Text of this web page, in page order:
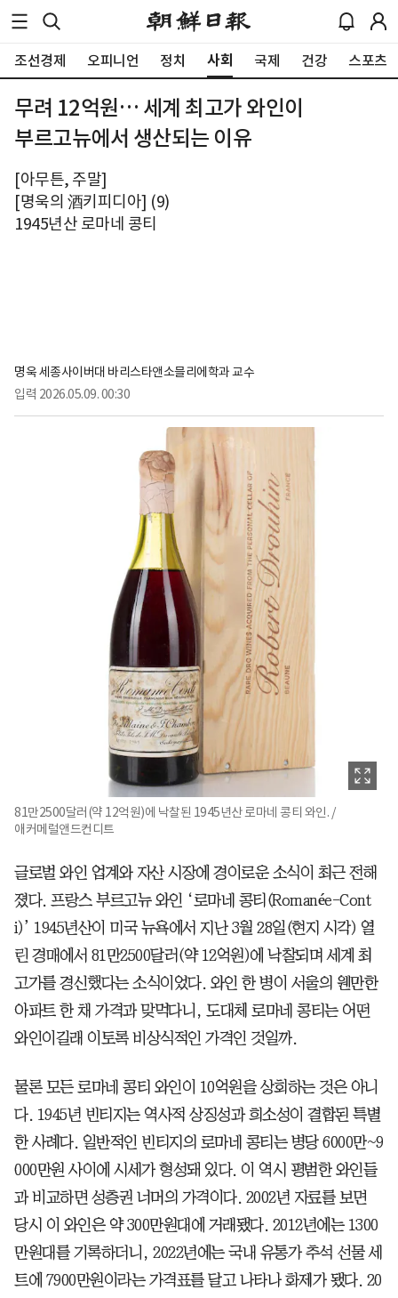
조선경제 오피니언 정치 사회 국제 건강 스포츠
무려 12억원… 세계 최고가 와인이
부르고뉴에서 생산되는 이유
[아무튼, 주말]
[명욱의 酒키피디아] (9)
1945년산 로마네 콩티
명욱 세종사이버대 바리스타앤소믈리에학과 교수
입력 2026.05.09. 00:30
81만2500달러(약 12억원)에 낙찰된 1945년산 로마네 콩티 와인. /
애커메럴앤드컨디트
글로벌 와인 업계와 자산 시장에 경이로운 소식이 최근 전해
졌다. 프랑스 부르고뉴 와인 ‘로마네 콩티(Romanée-Cont
i)’ 1945년산이 미국 뉴욕에서 지난 3월 28일(현지 시각) 열
린 경매에서 81만2500달러(약 12억원)에 낙찰되며 세계 최
고가를 경신했다는 소식이었다. 와인 한 병이 서울의 웬만한
아파트 한 채 가격과 맞먹다니, 도대체 로마네 콩티는 어떤
와인이길래 이토록 비상식적인 가격인 것일까.
물론 모든 로마네 콩티 와인이 10억원을 상회하는 것은 아니
다. 1945년 빈티지는 역사적 상징성과 희소성이 결합된 특별
한 사례다. 일반적인 빈티지의 로마네 콩티는 병당 6000만~9
000만원 사이에 시세가 형성돼 있다. 이 역시 평범한 와인들
과 비교하면 성층권 너머의 가격이다. 2002년 자료를 보면
당시 이 와인은 약 300만원대에 거래됐다. 2012년에는 1300
만원대를 기록하더니, 2022년에는 국내 유통가 추석 선물 세
트에 7900만원이라는 가격표를 달고 나타나 화제가 됐다. 20